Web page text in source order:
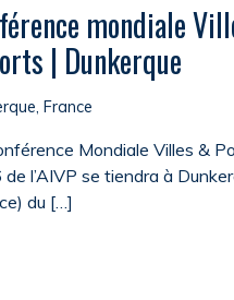
mondiale
| Dunkerque
France
Mondiale Villes &
l’AIVP se tiendra à
du […]